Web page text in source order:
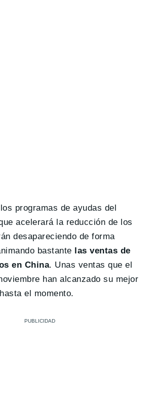
programas de ayudas del
acelerará la reducción de los
desapareciendo de forma
bastante las ventas de
en China. Unas ventas que el
han alcanzado su mejor
el momento.